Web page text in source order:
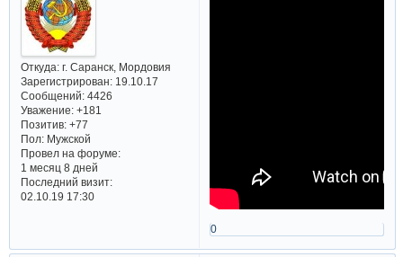
Откуда:г. Саранск, Мордовия
Зарегистрирован: 19.10.17
Сообщений:4426
Уважение: +181
Позитив: +77
Пол:Мужской
Провел на форуме:
1 месяц 8 дней
Последний визит:
02.10.19 17:30
0